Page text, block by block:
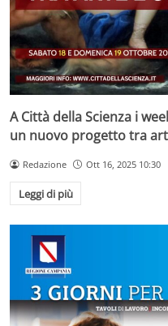
A Città della Scienza i
un nuovo progetto tra
Redazione Ott 16, 2025 10:30
Leggi di più